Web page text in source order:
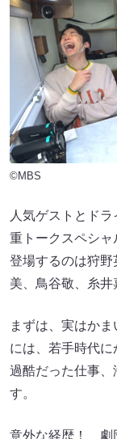
©MBS
人気ゲストとド
重トークスペシャ
登場するのは狩
美、鳥谷敬、糸井
まずは、実はか
には、若手時代
過酷だった仕事、
す。
意外な経歴！ 劇